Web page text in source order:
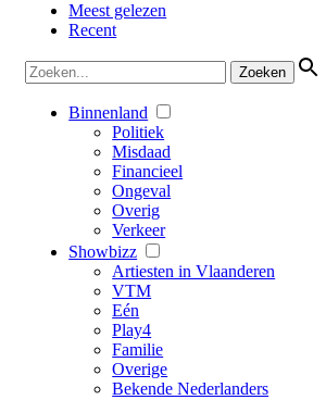
Meest gelezen
Recent
Binnenland
Politiek
Misdaad
Financieel
Ongeval
Overig
Verkeer
Showbizz
Artiesten in Vlaanderen
VTM
Eén
Play4
Familie
Overige
Bekende Nederlanders